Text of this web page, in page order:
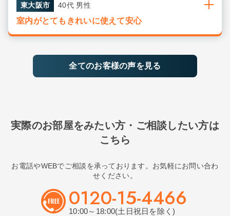
東大阪市 40代 男性
室内がとてもきれいに使えて安心
全てのお客様の声を見る
実際のお部屋をみたい方・ご相談したい方は
こちら
お電話やWEBでご相談を承っております。お気軽にお問い合わ
せください。
0120-15-4466
10:00～18:00(土日祝日を除く)